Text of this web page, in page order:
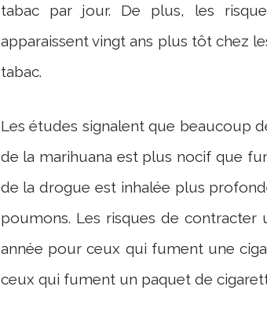
tabac par jour. De plus, les
apparaissent vingt ans plus tôt chez
tabac.
Les études signalent que beaucoup
de la marihuana est plus nocif que
de la drogue est inhalée plus
poumons. Les risques de
année pour ceux qui fument une
ceux qui fument un paquet de